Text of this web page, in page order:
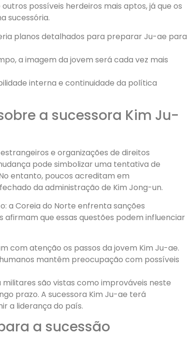
possíveis herdeiros mais aptos, já que os
sucessória.
planos detalhados para preparar Ju-ae para
a imagem da jovem será cada vez mais
interna e continuidade da política
a sucessora Kim Ju-
e organizações de direitos
pode simbolizar uma tentativa de
entanto, poucos acreditam em
da administração de Kim Jong-un.
a Coreia do Norte enfrenta sanções
que essas questões podem influenciar
com atenção os passos da jovem Kim Ju-ae.
mantêm preocupação com possíveis
são vistas como improváveis neste
prazo. A sucessora Kim Ju-ae terá
a liderança do país.
a sucessão